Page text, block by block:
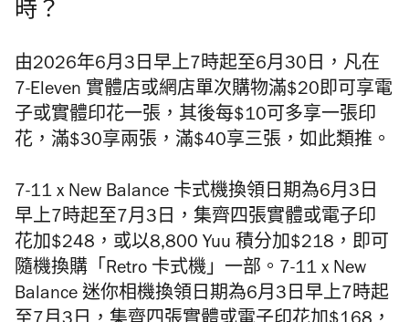
時？
由2026年6月3日早上7時起至6月30日，凡在
7-Eleven 實體店或網店單次購物滿$20即可享電
子或實體印花一張，其後每$10可多享一張印
花，滿$30享兩張，滿$40享三張，如此類推。
7-11 x New Balance 卡式機換領日期為6月3日
早上7時起至7月3日，集齊四張實體或電子印
花加$248，或以8,800 Yuu 積分加$218，即可
隨機換購「Retro 卡式機」一部。7-11 x New
Balance 迷你相機換領日期為6月3日早上7時起